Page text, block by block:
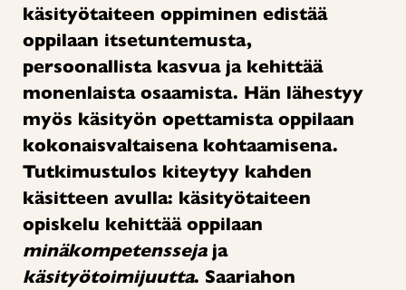
käsityötaiteen oppiminen edistää
oppilaan itsetuntemusta,
persoonallista kasvua ja kehittää
monenlaista osaamista. Hän lähestyy
myös käsityön opettamista oppilaan
kokonaisvaltaisena kohtaamisena.
Tutkimustulos kiteytyy kahden
käsitteen avulla: käsityötaiteen
opiskelu kehittää oppilaan
minäkompetensseja ja
käsityötoimijuutta. Saariahon